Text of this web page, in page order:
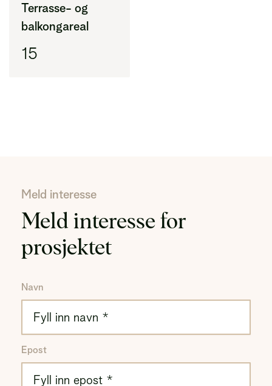
Terrasse- og
balkongareal
15
Meld interesse
Meld interesse for
prosjektet
Navn
Epost